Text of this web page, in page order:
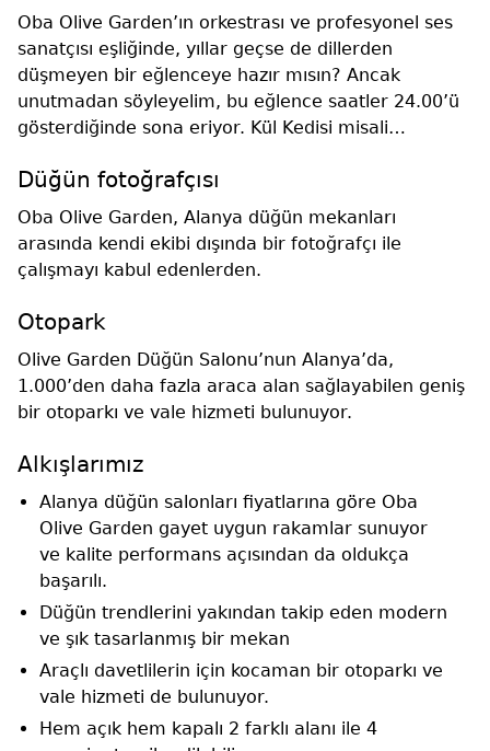
Oba Olive Garden’ın orkestrası ve profesyonel ses
sanatçısı eşliğinde, yıllar geçse de dillerden
düşmeyen bir eğlenceye hazır mısın? Ancak
unutmadan söyleyelim, bu eğlence saatler 24.00’ü
gösterdiğinde sona eriyor. Kül Kedisi misali…
Düğün fotoğrafçısı
Oba Olive Garden, Alanya düğün mekanları
arasında kendi ekibi dışında bir fotoğrafçı ile
çalışmayı kabul edenlerden.
Otopark
Olive Garden Düğün Salonu’nun Alanya’da,
1.000’den daha fazla araca alan sağlayabilen geniş
bir otoparkı ve vale hizmeti bulunuyor.
Alkışlarımız
Alanya düğün salonları fiyatlarına göre Oba
Olive Garden gayet uygun rakamlar sunuyor
ve kalite performans açısından da oldukça
başarılı.
Düğün trendlerini yakından takip eden modern
ve şık tasarlanmış bir mekan
Araçlı davetlilerin için kocaman bir otoparkı ve
vale hizmeti de bulunuyor.
Hem açık hem kapalı 2 farklı alanı ile 4